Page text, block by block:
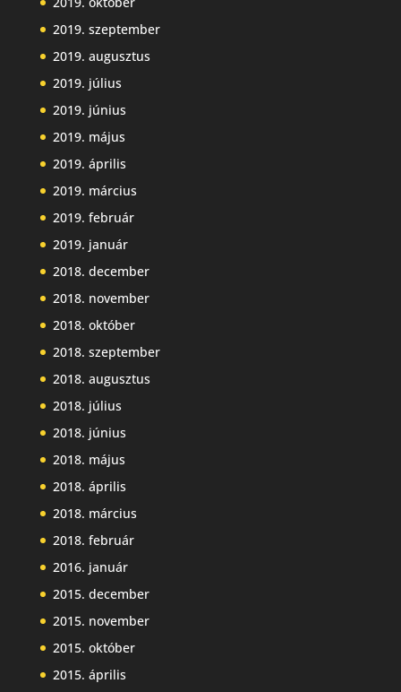
2019. szeptember
2019. augusztus
2019. július
2019. június
2019. május
2019. április
2019. március
2019. február
2019. január
2018. december
2018. november
2018. október
2018. szeptember
2018. augusztus
2018. július
2018. június
2018. május
2018. április
2018. március
2018. február
2016. január
2015. december
2015. november
2015. október
2015. április